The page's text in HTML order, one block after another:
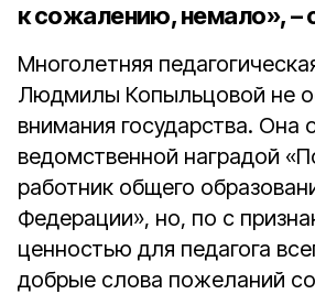
к сожалению, немало», –
Многолетняя
Людмилы Копыльцовой не
внимания государства. Она
ведомственной наградой
работник общего
Федерации», но, по с
ценностью для педагога
добрые слова пожеланий